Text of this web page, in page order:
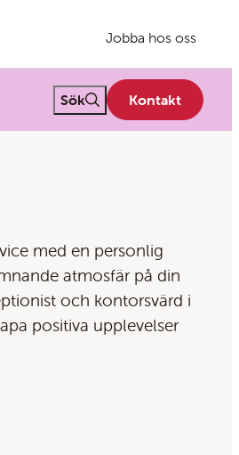
Jobba hos oss
Sök
Fritextsök Kontakt
med en personlig
atmosfär på din
och kontorsvärd i
positiva upplevelser